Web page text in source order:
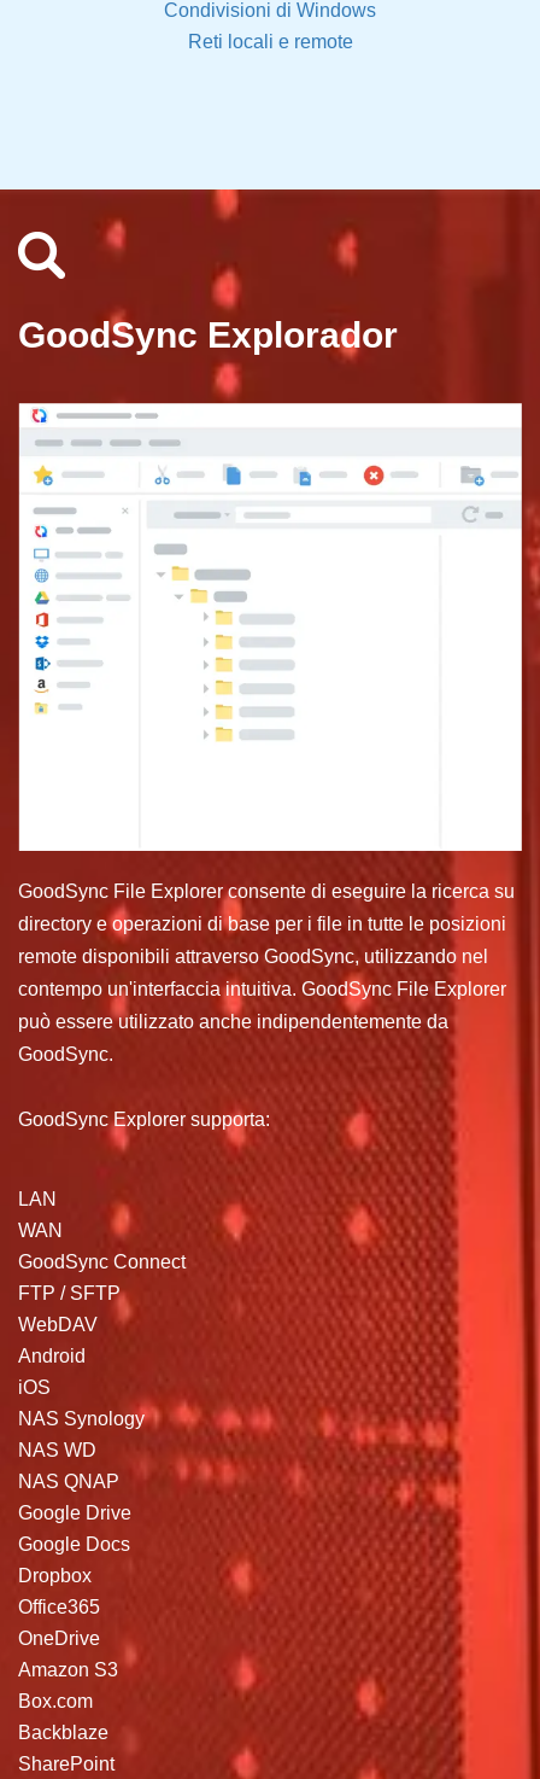
Condivisioni di Windows
Reti locali e remote
GoodSync Explorador
GoodSync File Explorer consente di eseguire la ricerca su
directory e operazioni di base per i file in tutte le posizioni
remote disponibili attraverso GoodSync, utilizzando nel
contempo un'interfaccia intuitiva. GoodSync File Explorer
può essere utilizzato anche indipendentemente da
GoodSync.
GoodSync Explorer supporta:
LAN
WAN
GoodSync Connect
FTP / SFTP
WebDAV
Android
iOS
NAS Synology
NAS WD
NAS QNAP
Google Drive
Google Docs
Dropbox
Office365
OneDrive
Amazon S3
Box.com
Backblaze
SharePoint